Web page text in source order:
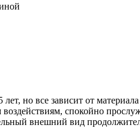
но все зависит от
спокойно
внешний вид